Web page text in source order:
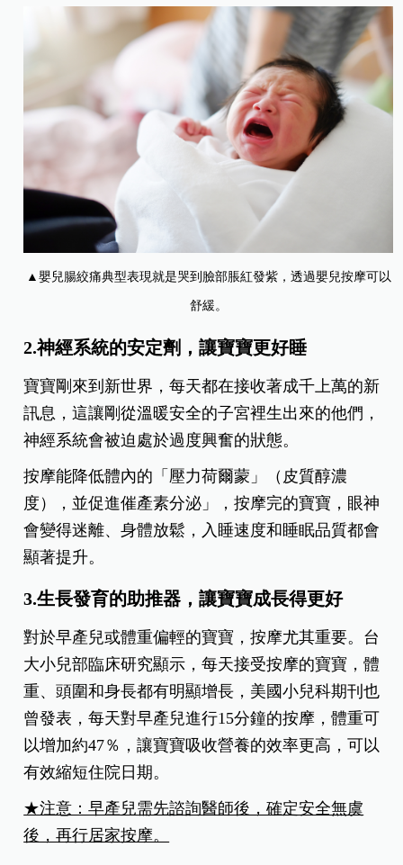
▲嬰兒腸絞痛典型表現就是哭到臉部脹紅發紫，透過嬰兒按摩可以
舒緩。
2.神經系統的安定劑，讓寶寶更好睡
寶寶剛來到新世界，每天都在接收著成千上萬的新
訊息，這讓剛從溫暖安全的子宮裡生出來的他們，
神經系統會被迫處於過度興奮的狀態。
按摩能降低體內的「壓力荷爾蒙」（皮質醇濃
度），並促進催產素分泌」，按摩完的寶寶，眼神
會變得迷離、身體放鬆，入睡速度和睡眠品質都會
顯著提升。
3.生長發育的助推器，讓寶寶成長得更好
對於早產兒或體重偏輕的寶寶，按摩尤其重要。台
大小兒部臨床研究顯示，每天接受按摩的寶寶，體
重、頭圍和身長都有明顯增長，美國小兒科期刊也
曾發表，每天對早產兒進行15分鐘的按摩，體重可
以增加約47％，讓寶寶吸收營養的效率更高，可以
有效縮短住院日期。
★注意：早產兒需先諮詢醫師後，確定安全無虞
後，再行居家按摩。